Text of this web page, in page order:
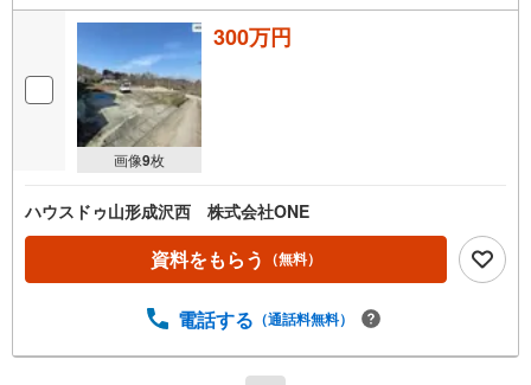
画像9枚
300万円
ハウスドゥ山形成沢西 株式会社ONE
資料をもらう （無料）
電話する （通話料無料）